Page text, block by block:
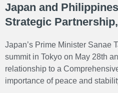
Japan and
Strategic
Japan’s Prime Minister Sanae
summit in Tokyo on May 28th
relationship to a
importance of peace and